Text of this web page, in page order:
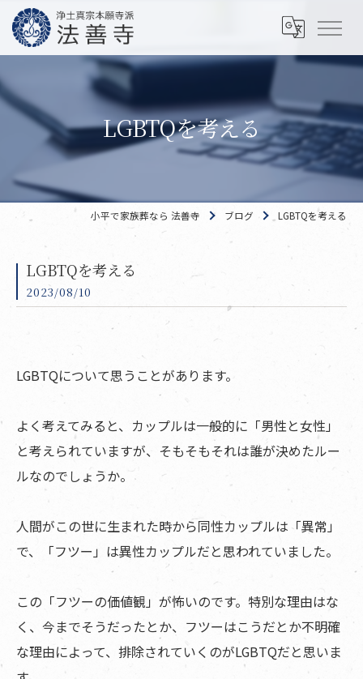
LGBTQを考える
小平で家族葬なら 法善寺 ブログ LGBTQを考える
LGBTQを考える
2023/08/10
LGBTQについて思うことがあります。
よく考えてみると、カップルは一般的に「男性と女性」
と考えられていますが、そもそもそれは誰が決めたルー
ルなのでしょうか。
人間がこの世に生まれた時から同性カップルは「異常」
で、「フツー」は異性カップルだと思われていました。
この「フツーの価値観」が怖いのです。特別な理由はな
く、今までそうだったとか、フツーはこうだとか不明確
な理由によって、排除されていくのがLGBTQだと思いま